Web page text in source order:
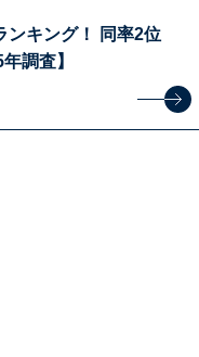
ンキング！ 同率2位
調査】